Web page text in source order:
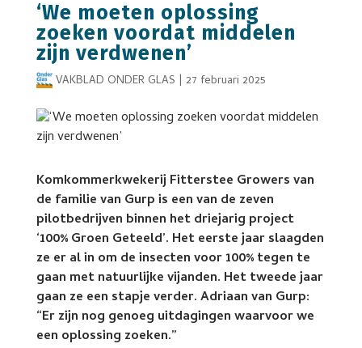
‘We moeten oplossing
zoeken voordat middelen
zijn verdwenen’
VAKBLAD ONDER GLAS | 27 februari 2025
Komkommerkwekerij Fitterstee Growers van
de familie van Gurp is een van de zeven
pilotbedrijven binnen het driejarig project
‘100% Groen Geteeld’. Het eerste jaar slaagden
ze er al in om de insecten voor 100% tegen te
gaan met natuurlijke vijanden. Het tweede jaar
gaan ze een stapje verder. Adriaan van Gurp:
“Er zijn nog genoeg uitdagingen waarvoor we
een oplossing zoeken.”